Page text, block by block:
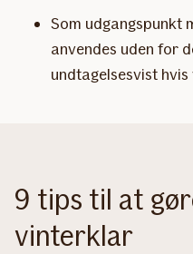
Som
anvendes uden for
undtagelsesvist
9 tips til at
vinterklar